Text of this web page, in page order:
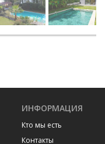
ИНФОРМАЦИЯ
Кто мы есть
Контакты